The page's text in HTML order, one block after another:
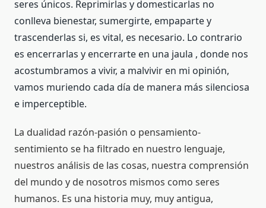
seres únicos. Reprimirlas y domesticarlas no
conlleva bienestar, sumergirte, empaparte y
trascenderlas si, es vital, es necesario. Lo contrario
es encerrarlas y encerrarte en una jaula , donde nos
acostumbramos a vivir, a malvivir en mi opinión,
vamos muriendo cada día de manera más silenciosa
e imperceptible.
La dualidad razón-pasión o pensamiento-
sentimiento se ha filtrado en nuestro lenguaje,
nuestros análisis de las cosas, nuestra comprensión
del mundo y de nosotros mismos como seres
humanos. Es una historia muy, muy antigua,